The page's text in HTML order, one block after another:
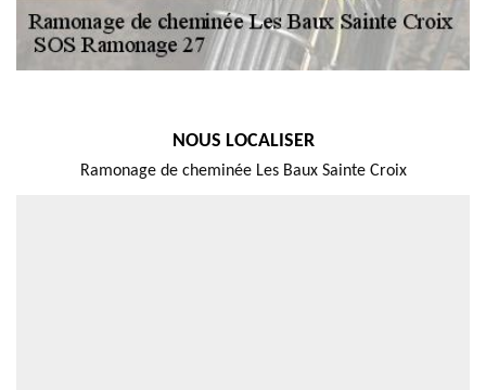
NOUS LOCALISER
Ramonage de cheminée Les Baux Sainte Croix